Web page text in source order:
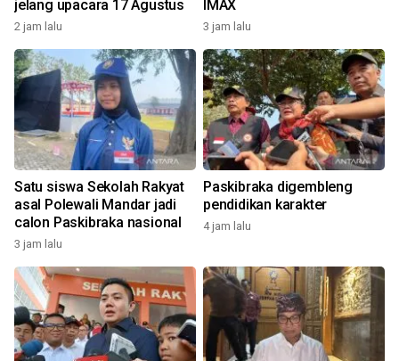
jelang upacara 17 Agustus
2 jam lalu
IMAX
3 jam lalu
Satu siswa Sekolah Rakyat
asal Polewali Mandar jadi
calon Paskibraka nasional
3 jam lalu
Paskibraka digembleng
pendidikan karakter
4 jam lalu